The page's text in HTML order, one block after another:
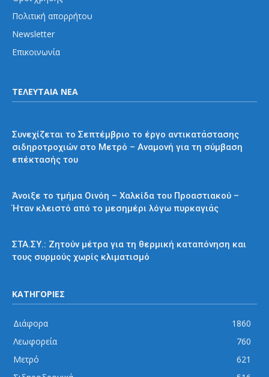
Πολιτική απορρήτου
Newsletter
Επικοινωνία
ΤΕΛΕΥΤΑΙΑ ΝΕΑ
Συνεχίζεται το Σεπτέμβριο το έργο αντικατάστασης
σιδηροτροχιών στο Μετρό – Αναμονή για τη σύμβαση
επέκτασής του
Άνοιξε το τμήμα Οινόη – Χαλκίδα του Προαστιακού –
Ήταν κλειστό από το μεσημέρι λόγω πυρκαγιάς
ΣΤΑ.ΣΥ.: Ζητούν μέτρα για τη θερμική καταπόνηση και
τους συρμούς χωρίς κλιματισμό
ΚΑΤΗΓΟΡΙΕΣ
Διάφορα
1860
Λεωφορεία
760
Μετρό
621